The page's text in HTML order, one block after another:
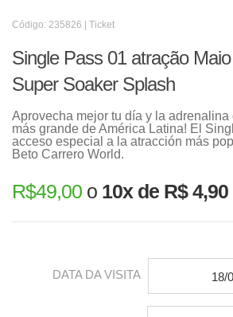
Código: 235826 | Ticket
Single Pass 01 atração
Super Soaker Splash
Aprovecha mejor tu día y la
más grande de América Latina! El
acceso especial a la atracción más
Beto Carrero World.
R$49,00 o 10x de R$ 4,90
DATA DA VISITA 18/